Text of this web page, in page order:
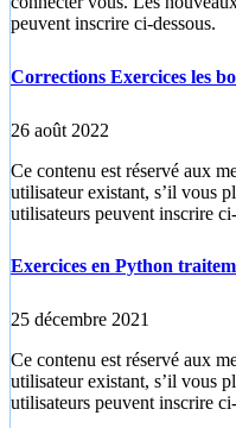
peuvent inscrire ci-dessous.
Corrections Exercices les
26 août 2022
Ce contenu est réservé aux
utilisateur existant, s’il vous
utilisateurs peuvent inscrire
Exercices en Python
25 décembre 2021
Ce contenu est réservé aux
utilisateur existant, s’il vous
utilisateurs peuvent inscrire